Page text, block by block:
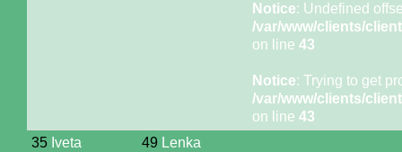
Notice: Undefined
/var/www/clients/
on line 43
Notice: Trying to get
/var/www/clients/
on line 43
35 Iveta
49 Lenka